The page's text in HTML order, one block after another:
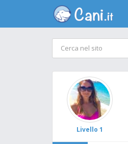
Livello 1